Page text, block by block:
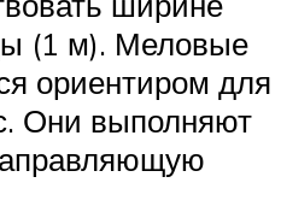
(1 м). Меловые
ориентиром для
Они выполняют